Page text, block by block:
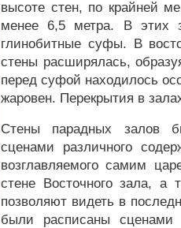
высоте стен, по крайней
менее 6,5 метра. В этих
глинобитные суфы. В
стены расширялась,
перед суфой находилось
жаровен. Перекрытия в
Стены парадных залов
сценами различного
возглавляемого самим
стене Восточного зала, а
позволяют видеть в
были расписаны